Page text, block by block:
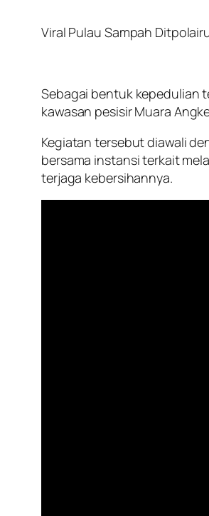
Viral Pulau Sampah
Sebagai bentuk kepedulian
kawasan pesisir Muara
Kegiatan tersebut diawali
bersama instansi terkait
terjaga kebersihannya.